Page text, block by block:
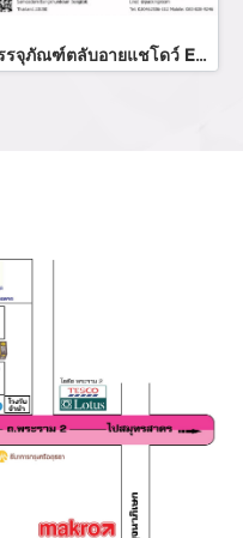
บรรจุภัณฑ์ตลับอายแชโดว์ Eyeshadow package บรรจุภัณฑ์เครื่องสำอาง